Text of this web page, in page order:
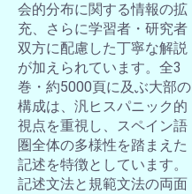
会的分布に関する情報の拡
充、さらに学習者・研究者
双方に配慮した丁寧な解説
が加えられています。全3
巻・約5000頁に及ぶ大部の
構成は、汎ヒスパニック的
視点を重視し、スペイン語
圏全体の多様性を踏まえた
記述を特徴としています。
記述文法と規範文法の両面